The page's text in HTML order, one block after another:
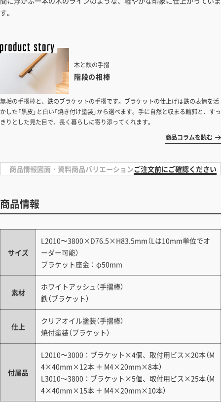
す。
木と鉄の手摺
階段の相棒
無垢の手摺棒と、鉄のブラケットの手摺です。ブラケットの仕上げは鉄の表情を活
かした「黒皮」と白い「焼き付け塗装」から選べます。手に自然と収まる輪郭と、すっ
きりとした見た目で、長く暮らしに寄り添ってくれます。
商品コラムを読む
商品情報図面・資料商品バリエーションご注文前にご確認ください
商品情報
サイズ
L2010〜3800×D76.5×H83.5mm（Lは10mm単位でオ
ーダー可能）
ブラケット座金：φ50mm
素材
ホワイトアッシュ（手摺棒）
鉄（ブラケット）
仕上
クリアオイル塗装（手摺棒）
焼付塗装（ブラケット）
付属品
L2010〜3000：ブラケット×4個、取付用ビス×20本（M
4×40mm×12本 ＋ M4×20mm×8本）
L3010～3800：ブラケット×5個、取付用ビス×25本（M
4×40mm×15本 ＋ M4×20mm×10本）